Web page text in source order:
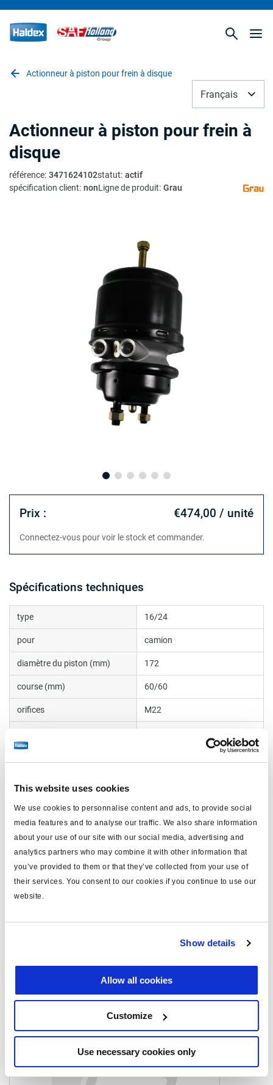
This website uses cookies
We use cookies to personnalise content and ads, to provide social
media features and to analyse our traffic. We also share information
about your use of our site with our social media, advertising and
analytics partners who may combine it with other information that
you’ve provided to them or that they’ve collected from your use of
their services. You consent to our cookies if you continue to use our
website.
Show details
Allow all cookies
Customize
Use necessary cookies only
Actionneur à piston pour frein à disque
Français
Actionneur à piston pour frein à
disque
référence: 3471624102statut: actif
spécification client: nonLigne de produit: Grau
Prix : €474,00 / unité
Connectez-vous pour voir le stock et commander.
Spécifications techniques
type 16/24
pour camion
diamètre du piston (mm) 172
course (mm) 60/60
orifices M22
tige (mm) 15
pression maxi. d'utilisation
(bar)
10.0
high force HFL3
note AM only
Produits connexes